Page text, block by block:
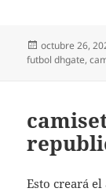
Publicado
el
octubre 26,
futbol dhgate,
Esto creará